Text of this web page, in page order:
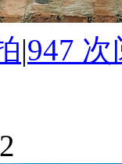
|947